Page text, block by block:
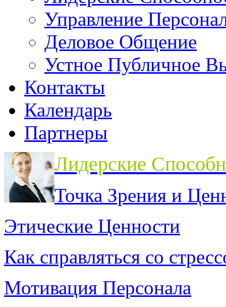
Управление
Деловое Общение
Устное Публичное
Контакты
Календарь
Партнеры
Лидерские
Точка Зрения и
Этические Ценности
Как справляться со
Мотивация Персонала